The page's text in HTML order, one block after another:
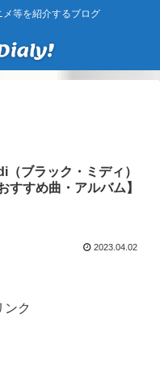
等を紹介するブログ
（ブラック・ミディ）
すすめ曲・アルバム】
2023.04.02
ンク